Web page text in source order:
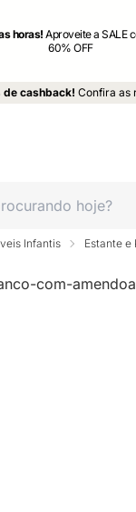
horas!Aproveite a SALE
60% OFF
de cashback! Confira as
Infantis Estante e